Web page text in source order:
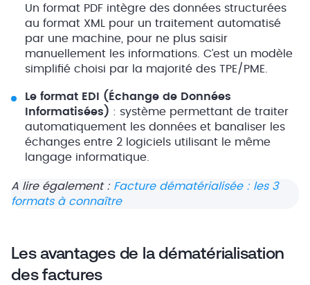
Un format PDF intègre des données structurées
au format XML pour un traitement automatisé
par une machine, pour ne plus saisir
manuellement les informations. C’est un modèle
simplifié choisi par la majorité des TPE/PME.
Le format EDI (Échange de Données
Informatisées) : système permettant de traiter
automatiquement les données et banaliser les
échanges entre 2 logiciels utilisant le même
langage informatique.
A lire également : Facture dématérialisée : les 3
formats à connaître
Les avantages de la dématérialisation
des factures